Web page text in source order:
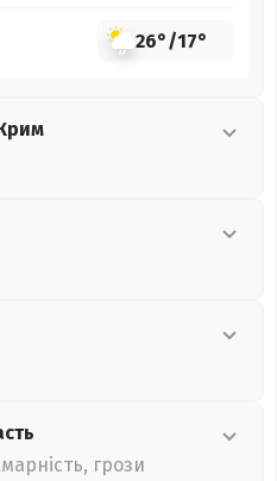
26°/17°
грози